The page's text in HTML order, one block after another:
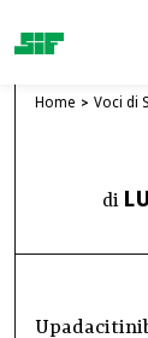
Home Voci di
di